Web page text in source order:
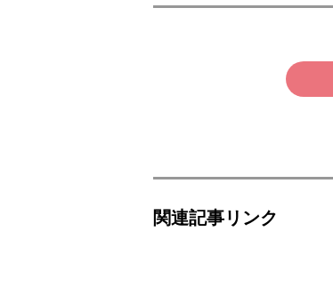
関連記事リンク